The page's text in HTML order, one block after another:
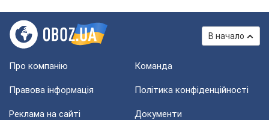
В начало
Про компанію Команда
Правова інформація Політика конфіденційності
Реклама на сайті Документи